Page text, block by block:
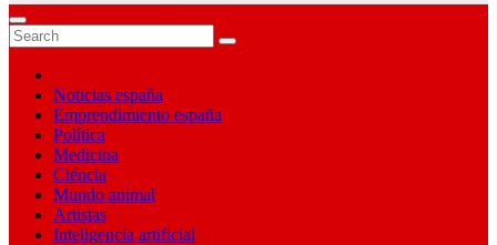
Noticias españa
Emprendimiento españa
Política
Medicina
Ciéncia
Mundo animal
Artistas
Inteligencia artificial